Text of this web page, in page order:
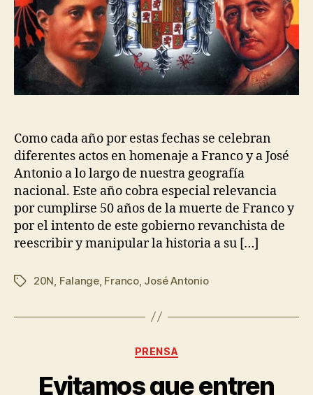
Como cada año por estas fechas se celebran
diferentes actos en homenaje a Franco y a José
Antonio a lo largo de nuestra geografía
nacional. Este año cobra especial relevancia
por cumplirse 50 años de la muerte de Franco y
por el intento de este gobierno revanchista de
reescribir y manipular la historia a su […]
20N, Falange, Franco, José Antonio
PRENSA
Evitamos que entren